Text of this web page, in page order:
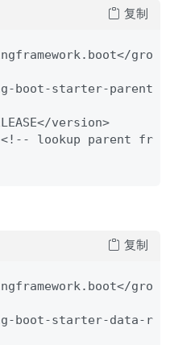
<!-- lookup parent fr
复制
复制